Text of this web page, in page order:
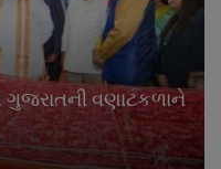
ગુજરાતની વણાટકળાને